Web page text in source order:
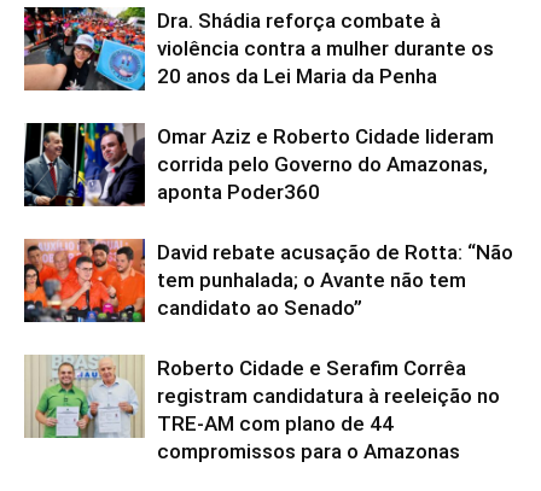
Dra. Shádia reforça combate à
violência contra a mulher durante os
20 anos da Lei Maria da Penha
Omar Aziz e Roberto Cidade lideram
corrida pelo Governo do Amazonas,
aponta Poder360
David rebate acusação de Rotta: “Não
tem punhalada; o Avante não tem
candidato ao Senado”
Roberto Cidade e Serafim Corrêa
registram candidatura à reeleição no
TRE-AM com plano de 44
compromissos para o Amazonas